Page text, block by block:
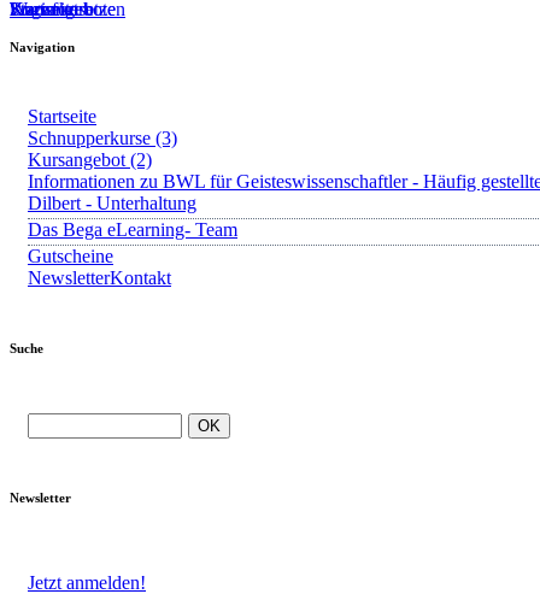
Startseite
Kursangebote
Kurs fortsetzen
Warenkorb
Login
?
Navigation
Startseite
Schnupperkurse (3)
Kursangebot (2)
Informationen zu BWL für Geisteswissenschaftler - Häufig
Dilbert - Unterhaltung
Das Bega eLearning- Team
Gutscheine
NewsletterKontakt
Suche
Newsletter
Jetzt anmelden!